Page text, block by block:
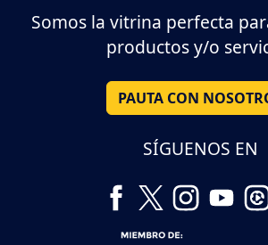
Somos la vitrina perfecta
productos y/o
PAUTA CON
SÍGUENOS EN